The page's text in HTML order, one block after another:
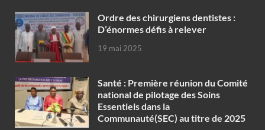
Ordre des chirurgiens dentistes :
D’énormes défis à relever
19 mai 2025
Santé : Première réunion du Comité
national de pilotage des Soins
Essentiels dans la
Communauté(SEC) au titre de 2025